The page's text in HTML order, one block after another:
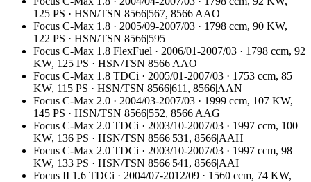
125 PS · HSN/TSN 8566|567, 8566|AAO
Focus C-Max 1.8 · 2005/09-2007/03 · 1798 ccm, 90 KW,
122 PS · HSN/TSN 8566|595
Focus C-Max 1.8 FlexFuel · 2006/01-2007/03 · 1798 ccm, 92
KW, 125 PS · HSN/TSN 8566|AAO
Focus C-Max 1.8 TDCi · 2005/01-2007/03 · 1753 ccm, 85
KW, 115 PS · HSN/TSN 8566|611, 8566|AAN
Focus C-Max 2.0 · 2004/03-2007/03 · 1999 ccm, 107 KW,
145 PS · HSN/TSN 8566|552, 8566|AAG
Focus C-Max 2.0 TDCi · 2003/10-2007/03 · 1997 ccm, 100
KW, 136 PS · HSN/TSN 8566|531, 8566|AAH
Focus C-Max 2.0 TDCi · 2003/10-2007/03 · 1997 ccm, 98
KW, 133 PS · HSN/TSN 8566|541, 8566|AAI
Focus II 1.6 TDCi · 2004/07-2012/09 · 1560 ccm, 74 KW,